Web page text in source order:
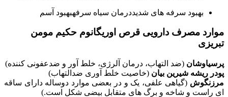
بهبود سرفه های شدیددرمان سیاه سرفهبهبود آسم
موارد مصرف دارویی قرص اوریگانوم حکیم مومن
تبریزی
پرسیاوشان (ضد التهاب، درمان آلرژی، خلط آور و ضدعفونی کننده)
پودر ریشه شیرین بیان (خاصیت خلط آوری ضدالتهاب)
مرزنگوش (گیاهی علفی، یک و در بعضی موارد دوساله دارای ساقه
ای راست و شاخه و برگ های متقابل بیضی شکل است.)